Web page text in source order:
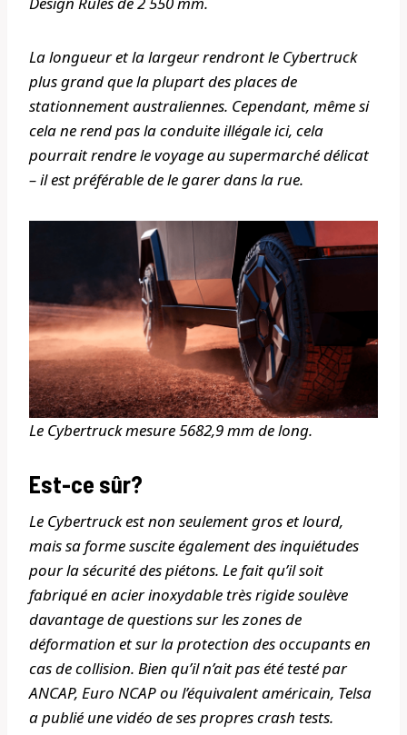
La longueur et la largeur rendront le Cybertruck
plus grand que la plupart des places de
stationnement australiennes. Cependant, même si
cela ne rend pas la conduite illégale ici, cela
pourrait rendre le voyage au supermarché délicat
– il est préférable de le garer dans la rue.
Le Cybertruck mesure 5682,9 mm de long.
Est-ce sûr?
Le Cybertruck est non seulement gros et lourd,
mais sa forme suscite également des inquiétudes
pour la sécurité des piétons. Le fait qu’il soit
fabriqué en acier inoxydable très rigide soulève
davantage de questions sur les zones de
déformation et sur la protection des occupants en
cas de collision. Bien qu’il n’ait pas été testé par
ANCAP, Euro NCAP ou l’équivalent américain, Telsa
a publié une vidéo de ses propres crash tests.